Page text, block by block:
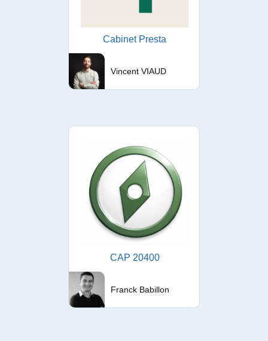
Cabinet Presta
Vincent VIAUD
CAP 20400
Franck Babillon